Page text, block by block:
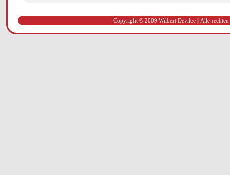
Copyright © 2009 Wilbert Devilee || Alle